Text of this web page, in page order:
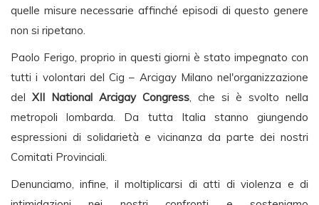
quelle misure necessarie affinché episodi di questo genere
non si ripetano.
Paolo Ferigo, proprio in questi giorni è stato impegnato con
tutti i volontari del Cig – Arcigay Milano nel'organizzazione
del XII National Arcigay Congress, che si è svolto nella
metropoli lombarda. Da tutta Italia stanno giungendo
espressioni di solidarietà e vicinanza da parte dei nostri
Comitati Provinciali.
Denunciamo, infine, il moltiplicarsi di atti di violenza e di